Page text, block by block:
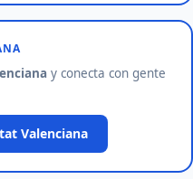
y conecta con gente
Valenciana